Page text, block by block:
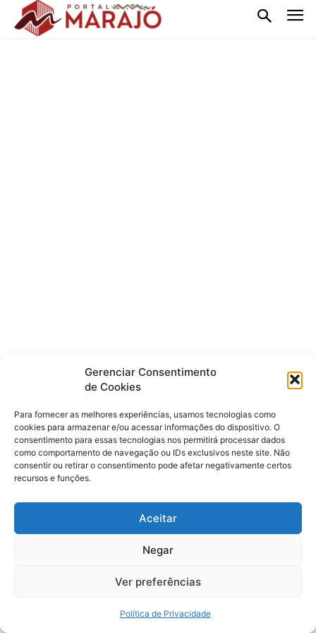
Gerenciar Consentimento
de Cookies
Para fornecer as melhores experiências, usamos tecnologias como
cookies para armazenar e/ou acessar informações do dispositivo. O
consentimento para essas tecnologias nos permitirá processar dados
como comportamento de navegação ou IDs exclusivos neste site. Não
consentir ou retirar o consentimento pode afetar negativamente certos
recursos e funções.
Aceitar
Negar
Ver preferências
Política de Privacidade